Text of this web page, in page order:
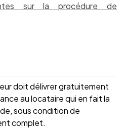
sur la procédure de
doit délivrer gratuitement
au locataire qui en fait la
sous condition de
complet.